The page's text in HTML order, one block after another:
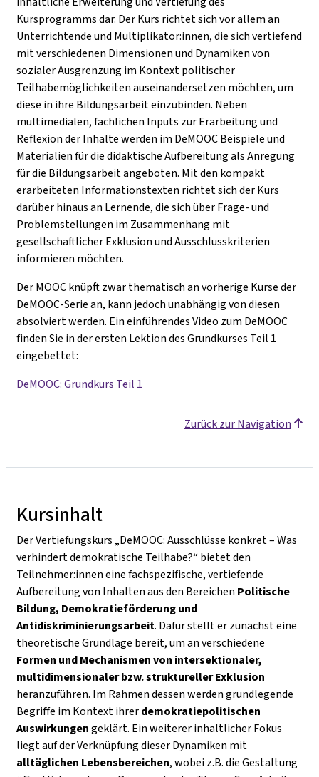
Kursprogramms dar. Der Kurs richtet sich vor allem an
Unterrichtende und Multiplikator:innen, die sich vertiefend
mit verschiedenen Dimensionen und Dynamiken von
sozialer Ausgrenzung im Kontext politischer
Teilhabemöglichkeiten auseinandersetzen möchten, um
diese in ihre Bildungsarbeit einzubinden. Neben
multimedialen, fachlichen Inputs zur Erarbeitung und
Reflexion der Inhalte werden im DeMOOC Beispiele und
Materialien für die didaktische Aufbereitung als Anregung
für die Bildungsarbeit angeboten. Mit den kompakt
erarbeiteten Informationstexten richtet sich der Kurs
darüber hinaus an Lernende, die sich über Frage- und
Problemstellungen im Zusammenhang mit
gesellschaftlicher Exklusion und Ausschlusskriterien
informieren möchten.
Der MOOC knüpft zwar thematisch an vorherige Kurse der
DeMOOC-Serie an, kann jedoch unabhängig von diesen
absolviert werden. Ein einführendes Video zum DeMOOC
finden Sie in der ersten Lektion des Grundkurses Teil 1
eingebettet:
DeMOOC: Grundkurs Teil 1
Zurück zur Navigation
Kursinhalt
Der Vertiefungskurs „DeMOOC: Ausschlüsse konkret – Was
verhindert demokratische Teilhabe?“ bietet den
Teilnehmer:innen eine fachspezifische, vertiefende
Aufbereitung von Inhalten aus den Bereichen Politische
Bildung, Demokratieförderung und
Antidiskriminierungsarbeit. Dafür stellt er zunächst eine
theoretische Grundlage bereit, um an verschiedene
Formen und Mechanismen von intersektionaler,
multidimensionaler bzw. struktureller Exklusion
heranzuführen. Im Rahmen dessen werden grundlegende
Begriffe im Kontext ihrerdemokratiepolitischen
Auswirkungengeklärt. Ein weiterer inhaltlicher Fokus
liegt auf der Verknüpfung dieser Dynamiken mit
alltäglichen Lebensbereichen, wobei z.B. die Gestaltung